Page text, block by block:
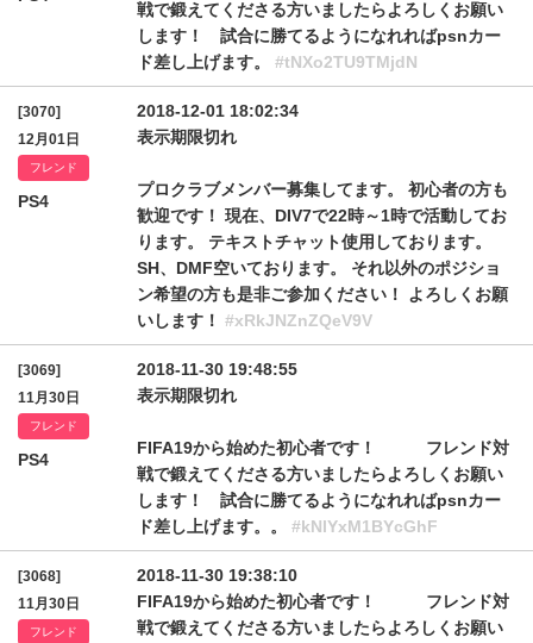
戦で鍛えてくださる方いましたらよろしくお願い
します！ 試合に勝てるようになれればpsnカー
ド差し上げます。 #tNXo2TU9TMjdN
[3070]
12月01日
フレンド
PS4
2018-12-01 18:02:34
表示期限切れ
プロクラブメンバー募集してます。 初心者の方も
歓迎です！ 現在、DIV7で22時～1時で活動してお
ります。 テキストチャット使用しております。
SH、DMF空いております。 それ以外のポジショ
ン希望の方も是非ご参加ください！ よろしくお願
いします！ #xRkJNZnZQeV9V
[3069]
11月30日
フレンド
PS4
2018-11-30 19:48:55
表示期限切れ
FIFA19から始めた初心者です！ フレンド対
戦で鍛えてくださる方いましたらよろしくお願い
します！ 試合に勝てるようになれればpsnカー
ド差し上げます。。 #kNlYxM1BYcGhF
[3068]
11月30日
フレンド
2018-11-30 19:38:10
FIFA19から始めた初心者です！ フレンド対
戦で鍛えてくださる方いましたらよろしくお願い